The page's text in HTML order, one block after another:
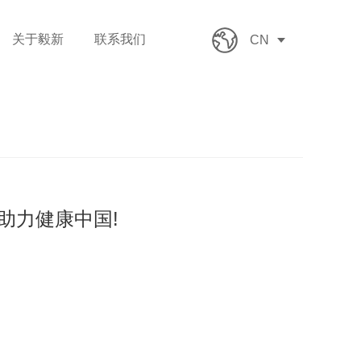
关于毅新 联系我们 CN
力健康中国!